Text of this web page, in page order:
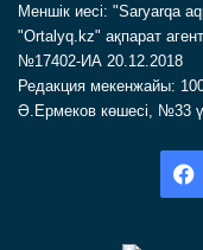
Меншік иесі: "Saryarqa
"Ortalyq.kz" ақпарат
№17402-ИА 20.12.2018
Редакция мекенжайы:
Ә.Ермеков көшесі, №33